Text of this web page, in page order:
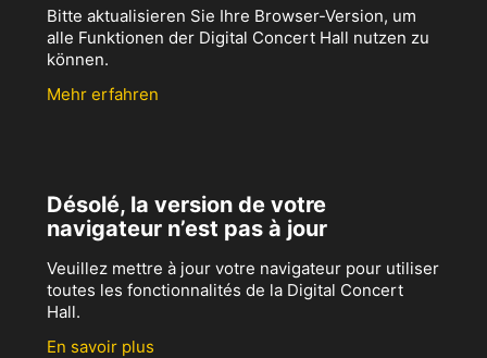
Bitte aktualisieren Sie Ihre Browser-Version, um
alle Funktionen der Digital Concert Hall nutzen zu
können.
Mehr erfahren
Désolé, la version de votre
navigateur n’est pas à jour
Veuillez mettre à jour votre navigateur pour utiliser
toutes les fonctionnalités de la Digital Concert
Hall.
En savoir plus